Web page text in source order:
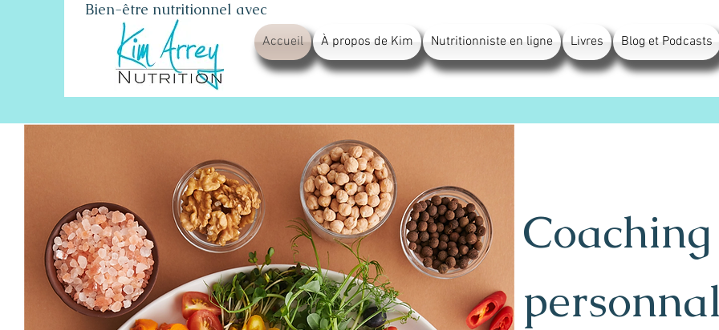
Bien-être nutritionnel avec
Accueil À propos de Kim Nutritionniste en ligne Livres Blog et Podcasts